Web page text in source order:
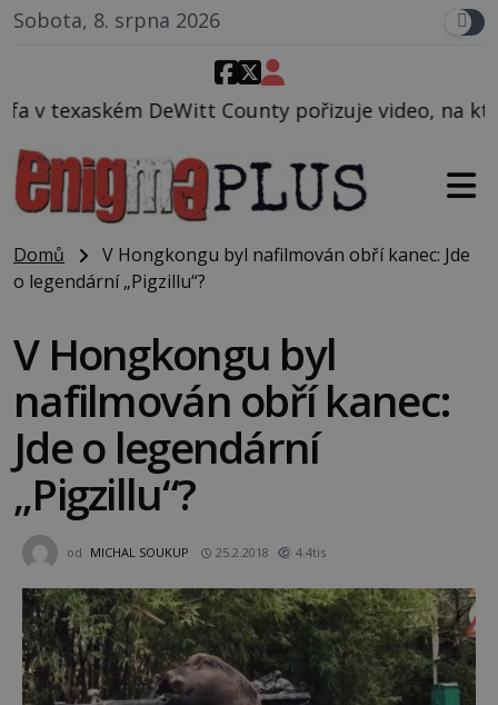
Sobota, 8. srpna 2026
pořizuje video, na kterém před jeho
Domů
V Hongkongu byl nafilmován obří kanec: Jde
o legendární „Pigzillu“?
V Hongkongu byl
nafilmován obří kanec:
Jde o legendární
„Pigzillu“?
od MICHAL SOUKUP 25.2.2018 4.4tis